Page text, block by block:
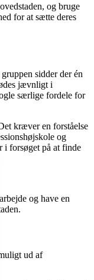
og bruge
for at sætte deres
sidder der én
jævnligt i
særlige fordele for
kræver en forståelse
og
i forsøget på at finde
og have en
ud af